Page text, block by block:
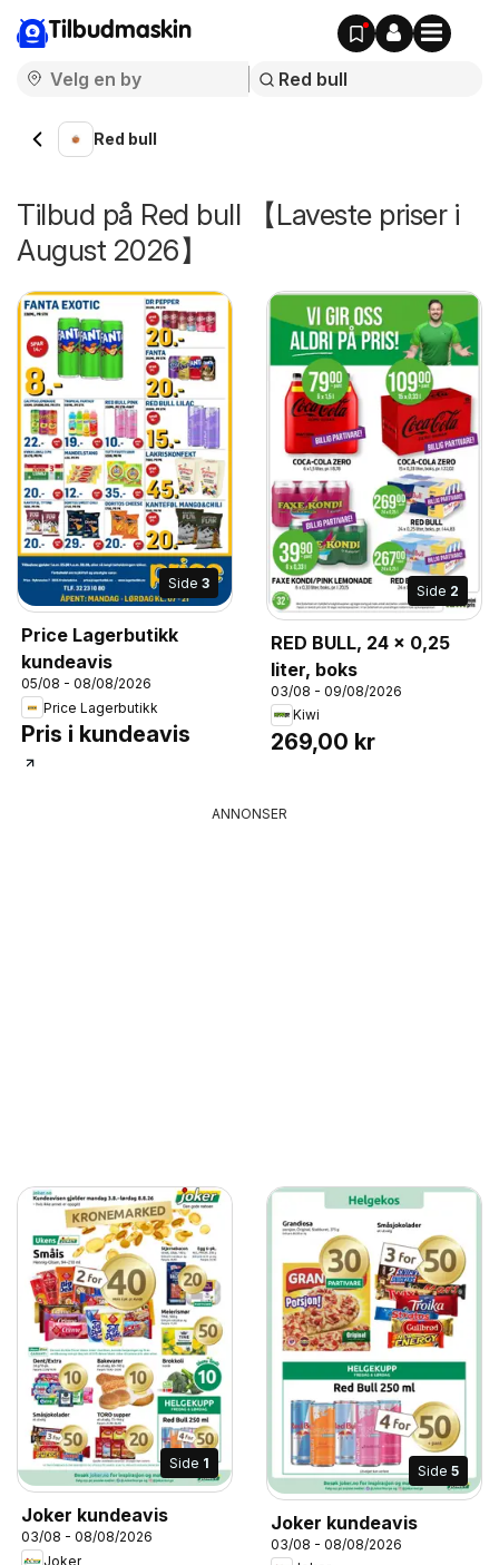
Tilbudmaskin
Red bull
Tilbud på Red bull 【Laveste priser i
August 2026】
Side 3
Price Lagerbutikk
kundeavis
05/08 - 08/08/2026
Price Lagerbutikk
Pris i kundeavis
Side 2
RED BULL, 24 x 0,25
liter, boks
03/08 - 09/08/2026
Kiwi
269,00 kr
ANNONSER
Side 1
Joker kundeavis
03/08 - 08/08/2026
Joker
Side 5
Joker kundeavis
03/08 - 08/08/2026